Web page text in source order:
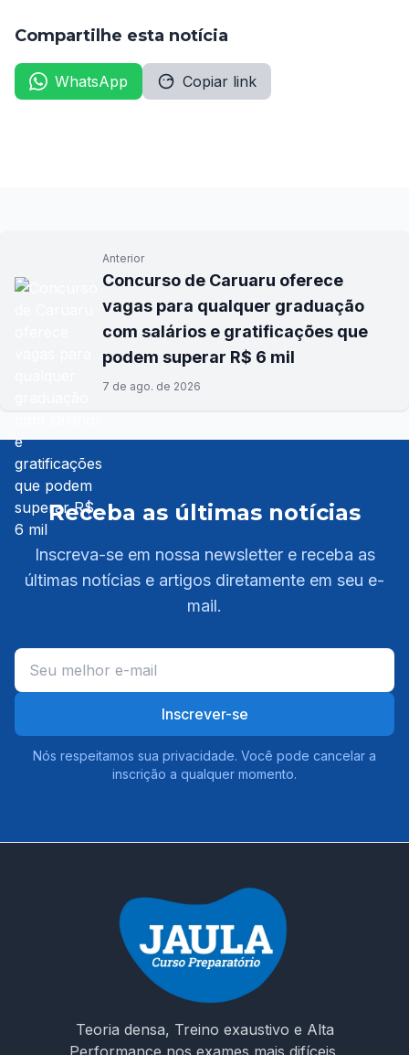
Compartilhe esta notícia
WhatsApp Copiar link
Anterior
Concurso de Caruaru oferece
vagas para qualquer graduação
com salários e gratificações que
podem superar R$ 6 mil
7 de ago. de 2026
Receba as últimas notícias
Inscreva-se em nossa newsletter e receba as
últimas notícias e artigos diretamente em seu e-
mail.
Inscrever-se
Nós respeitamos sua privacidade. Você pode cancelar a
inscrição a qualquer momento.
Teoria densa, Treino exaustivo e Alta
Performance nos exames mais difíceis.